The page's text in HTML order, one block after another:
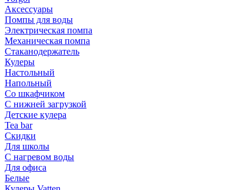
Аксессуары
Помпы для воды
Электрическая помпа
Механическая помпа
Стаканодержатель
Кулеры
Настольный
Напольный
Со шкафчиком
С нижней загрузкой
Детские кулера
Tea bar
Скидки
Для школы
С нагревом воды
Для офиса
Белые